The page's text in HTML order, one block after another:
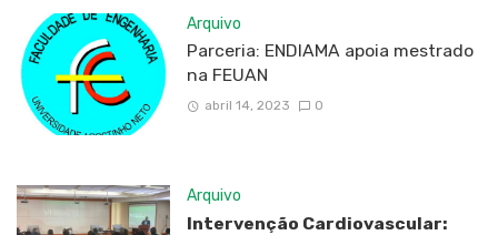
Arquivo
Parceria: ENDIAMA apoia mestrado
na FEUAN
abril 14, 2023 0
Arquivo
Intervenção Cardiovascular: